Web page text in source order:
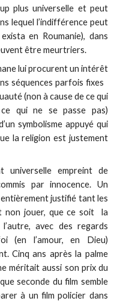
plus universelle et peut
lequel l’indifférence peut
en Roumanie), dans
être meurtriers.
lui procurent un intérêt
séquences parfois fixes
(non à cause de ce qui
qui ne se passe pas)
symbolisme appuyé qui
la religion est justement
universelle empreint de
par innocence. Un
justifié tant les
non jouer, que ce soit la
avec des regards
(en l’amour, en Dieu)
Cinq ans après la palme
méritait aussi son prix du
seconde du film semble
à un film policier dans